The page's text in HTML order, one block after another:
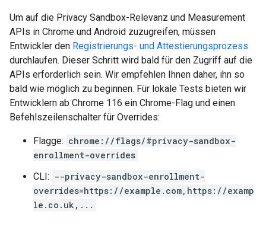
Um auf die Privacy Sandbox-Relevanz und Measurement
APIs in Chrome und Android zuzugreifen, müssen
Entwickler den Registrierungs- und Attestierungsprozess
durchlaufen. Dieser Schritt wird bald für den Zugriff auf die
APIs erforderlich sein. Wir empfehlen Ihnen daher, ihn so
bald wie möglich zu beginnen. Für lokale Tests bieten wir
Entwicklern ab Chrome 116 ein Chrome-Flag und einen
Befehlszeilenschalter für Overrides:
Flagge: chrome://flags/#privacy-sandbox-
enrollment-overrides
CLI: --privacy-sandbox-enrollment-
overrides=https://example.com,https://examp
le.co.uk,...